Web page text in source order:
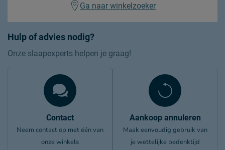
Hulp of advies nodig?
Onze slaapexperts helpen je graag!
Contact
Neem contact op met één van
onze winkels
Aankoop annuleren
Maak eenvoudig gebruik van
je wettelijke bedenktijd
Ga naar winkelzoeker